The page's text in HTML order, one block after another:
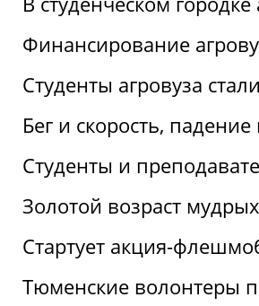
Финансирование
Студенты агровуза
Бег и скорость,
Студенты и
Золотой возраст
Стартует акция-
Тюменские волонтеры